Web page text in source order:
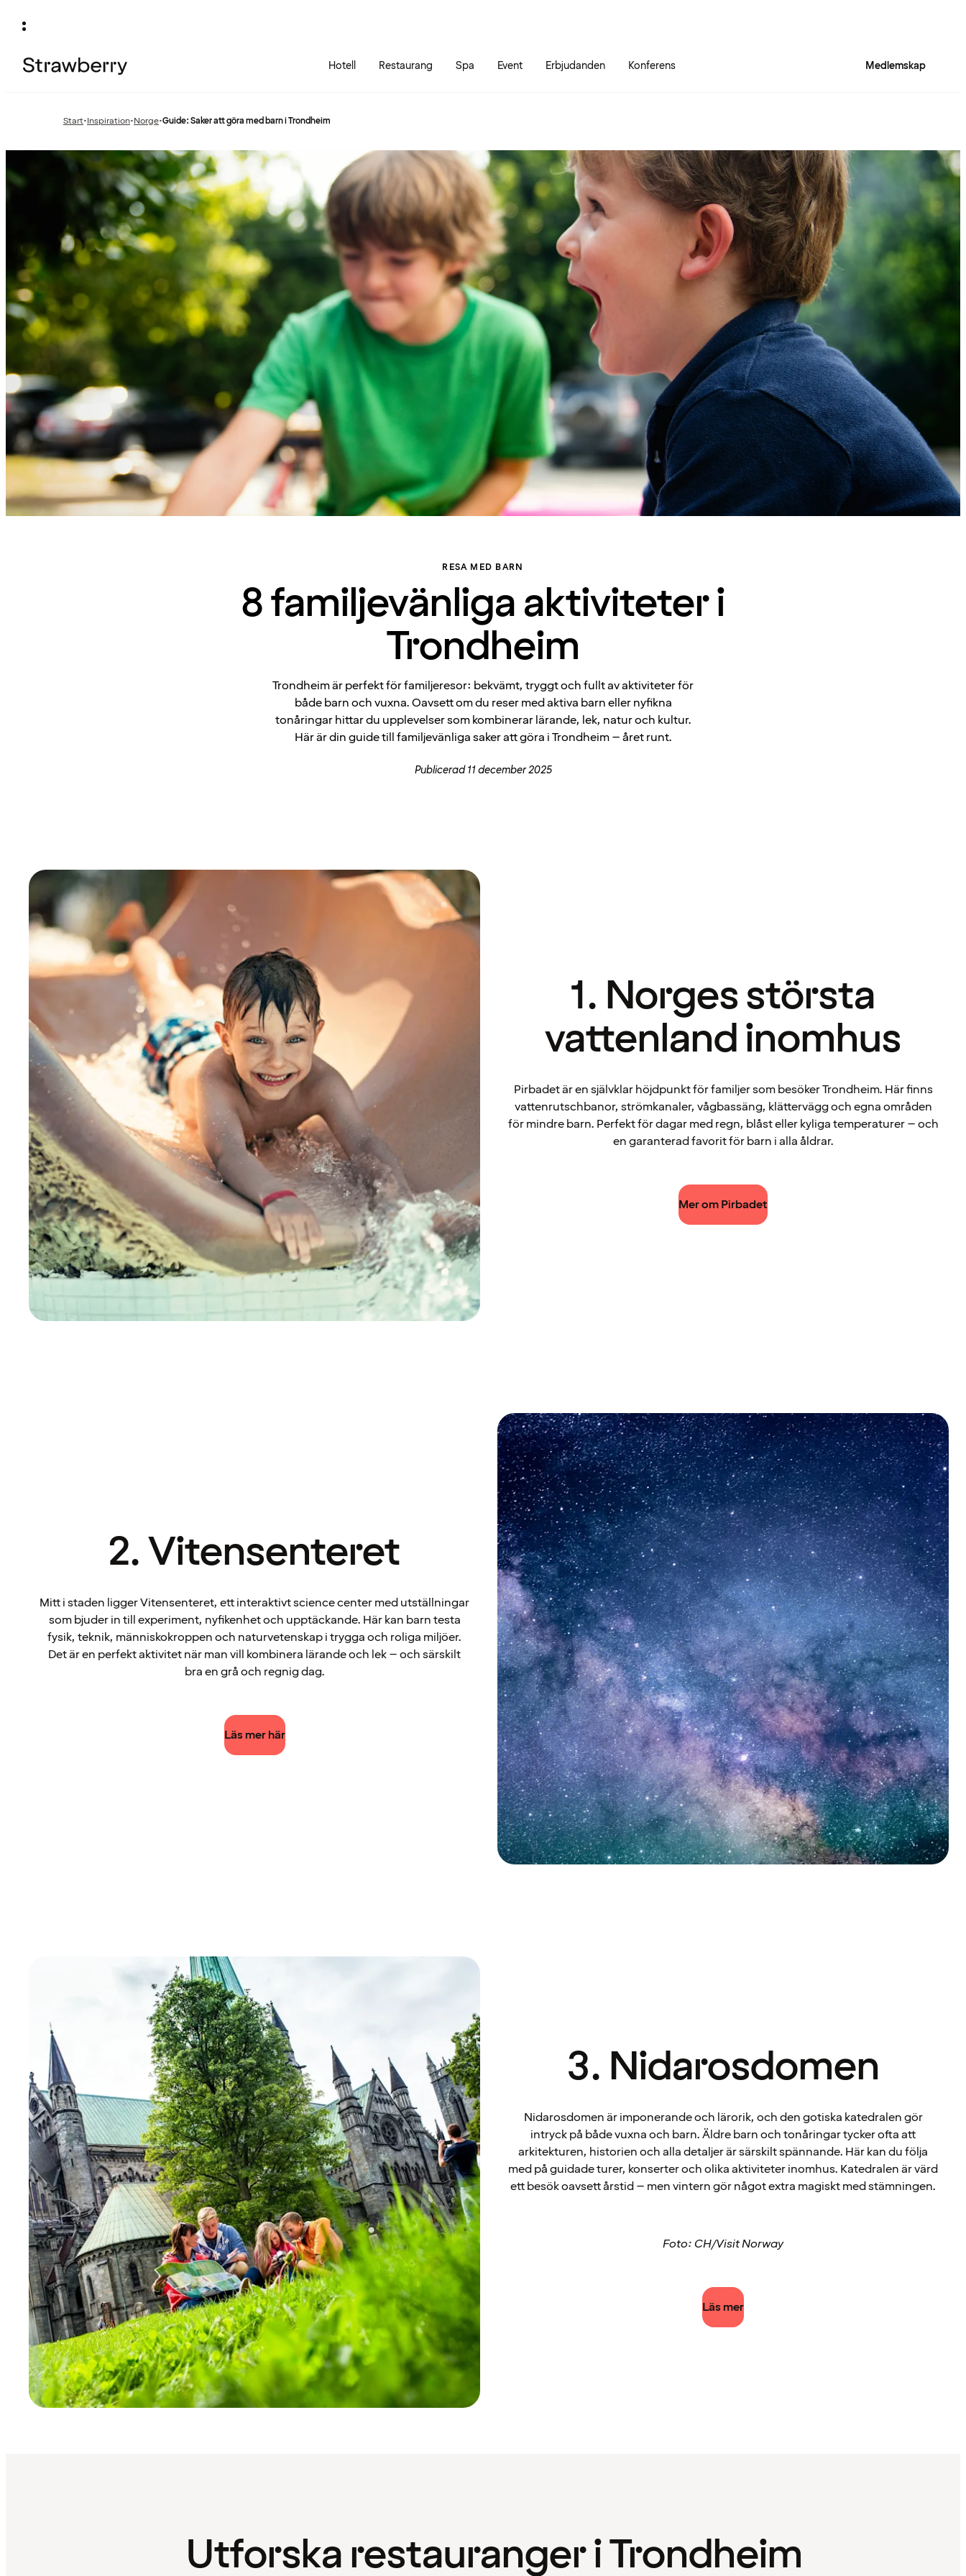
Hotell Restaurang Spa Event Erbjudanden Konferens Medlemskap
Start•Föregående
Inspiration•Föregående
Norge•Guide: Saker att göra med barn i Trondheim
RESA MED BARN
8 familjevänliga aktiviteter i
Trondheim
Trondheim är perfekt för familjeresor: bekvämt, tryggt och fullt av aktiviteter för
både barn och vuxna. Oavsett om du reser med aktiva barn eller nyfikna
tonåringar hittar du upplevelser som kombinerar lärande, lek, natur och kultur.
Här är din guide till familjevänliga saker att göra i Trondheim – året runt.
Publicerad 11 december 2025
1. Norges största
vattenland inomhus
Pirbadet är en självklar höjdpunkt för familjer som besöker Trondheim. Här finns
vattenrutschbanor, strömkanaler, vågbassäng, klättervägg och egna områden
för mindre barn. Perfekt för dagar med regn, blåst eller kyliga temperaturer – och
en garanterad favorit för barn i alla åldrar.
Mer om Pirbadet
2. Vitensenteret
Mitt i staden ligger Vitensenteret, ett interaktivt science center med utställningar
som bjuder in till experiment, nyfikenhet och upptäckande. Här kan barn testa
fysik, teknik, människokroppen och naturvetenskap i trygga och roliga miljöer.
Det är en perfekt aktivitet när man vill kombinera lärande och lek – och särskilt
bra en grå och regnig dag.
Läs mer här
3. Nidarosdomen
Nidarosdomen är imponerande och lärorik, och den gotiska katedralen gör
intryck på både vuxna och barn. Äldre barn och tonåringar tycker ofta att
arkitekturen, historien och alla detaljer är särskilt spännande. Här kan du följa
med på guidade turer, konserter och olika aktiviteter inomhus. Katedralen är värd
ett besök oavsett årstid – men vintern gör något extra magiskt med stämningen.
Foto: CH/Visit Norway
Läs mer
Utforska restauranger i Trondheim